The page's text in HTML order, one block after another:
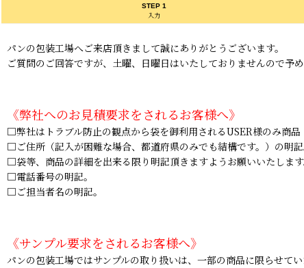
STEP 1
入力
パンの包装工場へご来店頂きまして誠にありがとうございます。
ご質問のご回答ですが、土曜、日曜日はいたしておりませんので予め
《弊社へのお見積要求をされるお客様へ》
□弊社はトラブル防止の観点から袋を御利用されるUSER様のみ商品
□ご住所（記入が困難な場合、都道府県のみでも結構です。）の明記
□袋等、商品の詳細を出来る限り明記頂きますようお願いいたします
□電話番号の明記。
□ご担当者名の明記。
《サンプル要求をされるお客様へ》
パンの包装工場ではサンプルの取り扱いは、一部の商品に限らせて